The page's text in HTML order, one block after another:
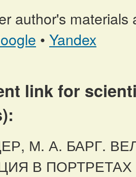
author's materials
• Yandex
link for
М. А. БАРГ.
В ПОРТРЕТАХ